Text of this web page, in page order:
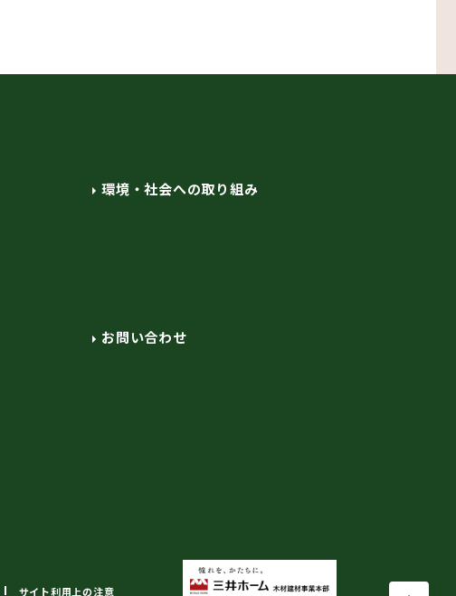
環境・社会への取り組み
お問い合わせ
サイト利用上の注意